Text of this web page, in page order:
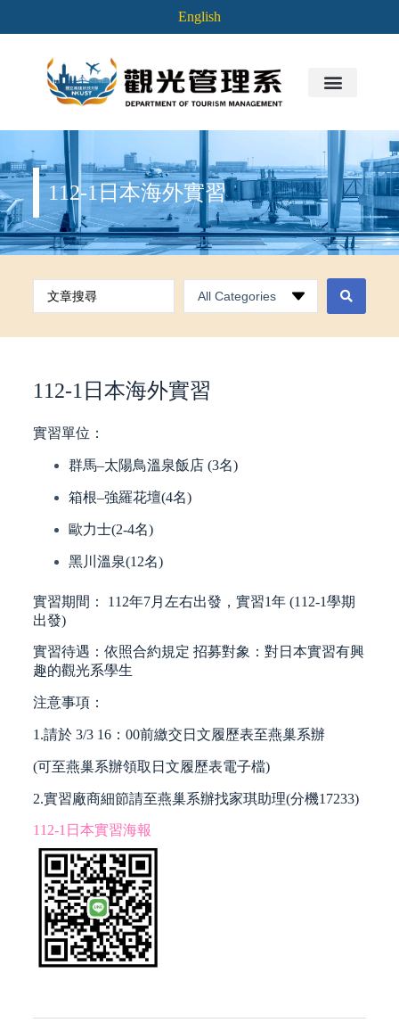
English
112-1日本海外實習
112-1日本海外實習
實習單位：
群馬–太陽鳥溫泉飯店 (3名)
箱根–強羅花壇(4名)
歐力士(2-4名)
黑川溫泉(12名)
實習期間： 112年7月左右出發，實習1年 (112-1學期
出發)
實習待遇：依照合約規定 招募對象：對日本實習有興
趣的觀光系學生
注意事項：
1.請於 3/3 16：00前繳交日文履歷表至燕巢系辦
(可至燕巢系辦領取日文履歷表電子檔)
2.實習廠商細節請至燕巢系辦找家琪助理(分機17233)
112-1日本實習海報